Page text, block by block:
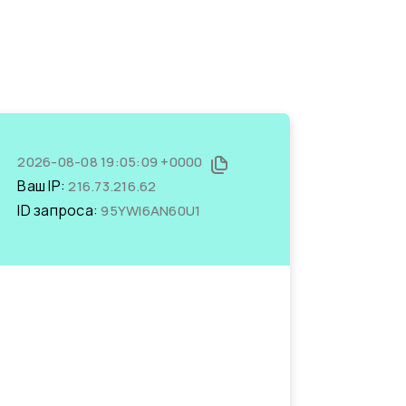
2026-08-08 19:05:09 +0000
Ваш IP:216.73.216.62
ID запроса:95YWI6AN60U1